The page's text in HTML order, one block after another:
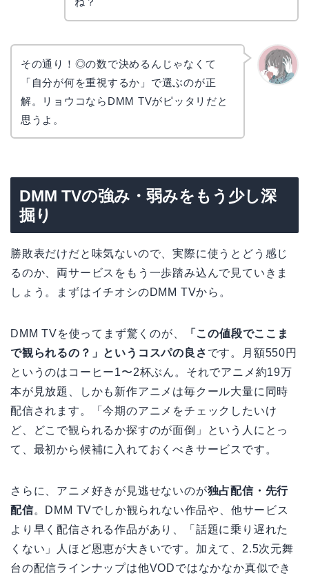
その通り！◎の数で決めるんじゃなくて
「自分が何を重視するか」で選ぶのが正
解。リョウコならDMM TVがピッタリだと
思うよ。
DMM TVの強み・弱みをもう少し深
掘り
勝敗表だけだと味気ないので、実際に使うとどう感じ
るのか、両サービスをもう一歩踏み込んで見ていきま
しょう。まずはイチオシのDMM TVから。
DMM TVを使ってまず驚くのが、
「この値段でここま
で観られるの？」というコスパの良さ です。月額550円
というのはコーヒー1〜2杯ぶん。それでアニメ約19万
本が見放題、しかも新作アニメは毎クール大量に同時
配信されます。「今期のアニメをチェックしたいけ
ど、どこで観られるか探すのが面倒」という人にとっ
て、最初から候補に入れておくべきサービスです。
さらに、アニメ好きが見逃せないのが独占配信・先行
配信。DMM TVでしか観られない作品や、他サービス
より早く配信される作品があり、「話題に乗り遅れた
くない」人ほど恩恵が大きいです。加えて、2.5次元舞
台の配信ラインナップは他VODではなかなか真似でき